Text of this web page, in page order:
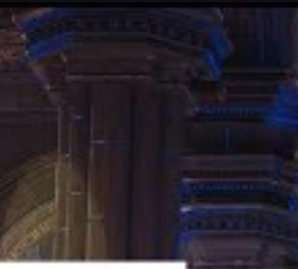
Vitality Begitu Spesial?
Setim Jadi Rival
Menuju Playoffs IEM Cologne Major 2026
di Server?
Pertandingan
CS2 Global?
Hubungannya dengan IEM
untuk Penonton dan Penggemar
Baru